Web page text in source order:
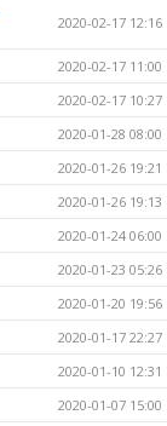
2020-02-17 12:16
2020-02-17 11:00
2020-02-17 10:27
2020-01-28 08:00
2020-01-26 19:21
2020-01-26 19:13
2020-01-24 06:00
2020-01-23 05:26
2020-01-20 19:56
2020-01-17 22:27
2020-01-10 12:31
2020-01-07 15:00